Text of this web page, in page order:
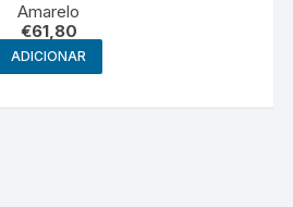
Amarelo
€61,80
ADICIONAR